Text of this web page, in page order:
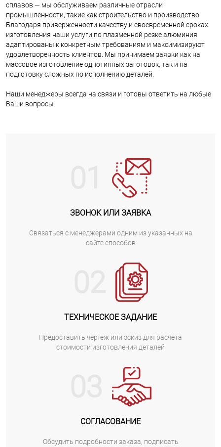
сплавов — мы обслуживаем различные отрасли
промышленности, такие как строительство и производство.
Благодаря приверженности качеству и своевременной сроках
изготовления наши услуги по плазменной резке алюминия
адаптированы к конкретным требованиям и максимизируют
удовлетворенность клиентов. Мы принимаем заявки как на
массовое изготовление однотипных заготовок, так и на
подготовку сложных по исполнению деталей.
Наши менеджеры всегда на связи и готовы ответить на любые
Ваши вопросы.
ЗВОНОК ИЛИ ЗАЯВКА
Cвязаться с менеджерами одним из указанных на
сайте способов
ТЕХНИЧЕСКОЕ ЗАДАНИЕ
Предоставить чертеж или эскиз для расчета
стоимости изготовления деталей
СОГЛАСОВАНИЕ
Обсудить подробности заказа, подписать